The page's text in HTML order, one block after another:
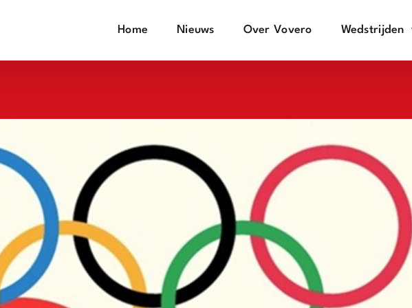
Home Nieuws Over Vovero Wedstrijden